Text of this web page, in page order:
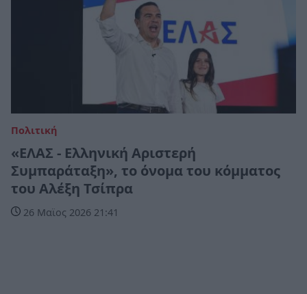
Πολιτική
«ΕΛΑΣ - Ελληνική Αριστερή
Συμπαράταξη», το όνομα του κόμματος
του Αλέξη Τσίπρα
26 Μαϊος 2026 21:41